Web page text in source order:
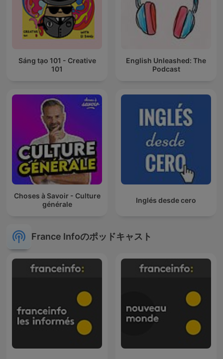
Sáng tạo 101 - Creative
101
English Unleashed: The
Podcast
Choses à Savoir - Culture
générale
Inglés desde cero
France Infoのポッドキャスト